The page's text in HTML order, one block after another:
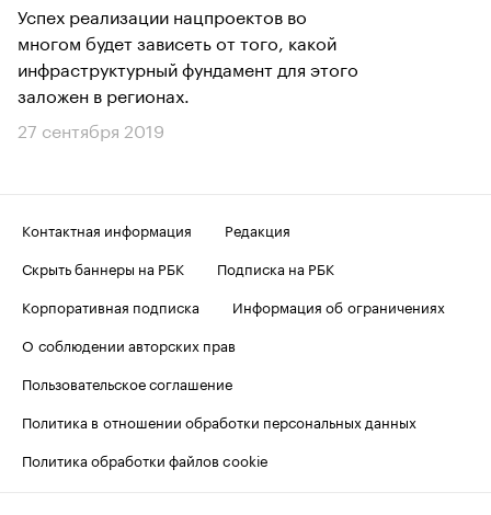
Успех реализации нацпроектов во
многом будет зависеть от того, какой
инфраструктурный фундамент для этого
заложен в регионах.
27 сентября 2019
Контактная информация
Редакция
Скрыть баннеры на РБК
Подписка на РБК
Корпоративная подписка
Информация об ограничениях
О соблюдении авторских прав
Пользовательское соглашение
Политика в отношении обработки персональных данных
Политика обработки файлов cookie